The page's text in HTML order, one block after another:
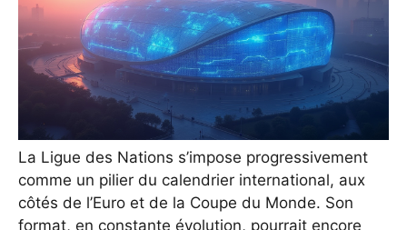
La Ligue des Nations s’impose progressivement
comme un pilier du calendrier international, aux
côtés de l’Euro et de la Coupe du Monde. Son
format, en constante évolution, pourrait encore